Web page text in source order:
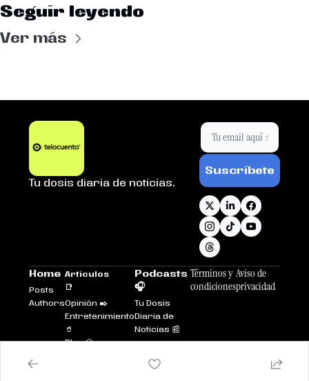
Seguir leyendo
Ver más
Tu dosis diaria de noticias.
Suscríbete
Home
Posts
Authors
Artículos
📑
Opinión ✒️
Entretenimiento
🥤
Plus 💎
Podcasts
🎧
Tu Dosis
Diaria de
Noticias 📰
Términos y
condiciones
Aviso de
privacidad